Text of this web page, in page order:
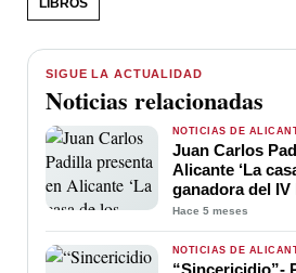
SIGUE LA ACTUALIDAD
Noticias relacionadas
NOTICIAS DE
Juan Carlos
Alicante ‘La
ganadora del
de Novela
Hace 5 meses
NOTICIAS DE
“Sincericidio”-